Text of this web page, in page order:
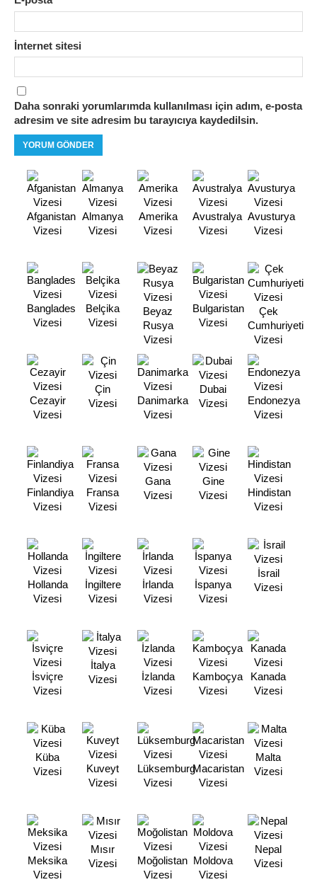
İnternet sitesi
Daha sonraki yorumlarımda kullanılması için adım, e-posta
adresim ve site adresim bu tarayıcıya kaydedilsin.
Afganistan
Vizesi
Almanya
Vizesi
Amerika
Vizesi
Avustralya
Vizesi
Avusturya
Vizesi
Banglades
Vizesi
Belçika
Vizesi
Beyaz
Rusya
Vizesi
Bulgaristan
Vizesi
Çek
Cumhuriyeti
Vizesi
Cezayir
Vizesi
Çin
Vizesi
Danimarka
Vizesi
Dubai
Vizesi
Endonezya
Vizesi
Finlandiya
Vizesi
Fransa
Vizesi
Gana
Vizesi
Gine
Vizesi
Hindistan
Vizesi
Hollanda
Vizesi
İngiltere
Vizesi
İrlanda
Vizesi
İspanya
Vizesi
İsrail
Vizesi
İsviçre
Vizesi
İtalya
Vizesi
İzlanda
Vizesi
Kamboçya
Vizesi
Kanada
Vizesi
Küba
Vizesi
Kuveyt
Vizesi
Lüksemburg
Vizesi
Macaristan
Vizesi
Malta
Vizesi
Meksika
Vizesi
Mısır
Vizesi
Moğolistan
Vizesi
Moldova
Vizesi
Nepal
Vizesi